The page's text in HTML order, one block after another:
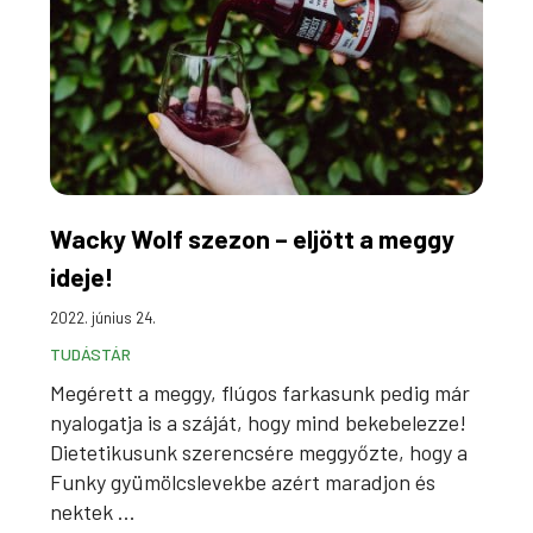
Wacky Wolf szezon – eljött a meggy
ideje!
2022. június 24.
TUDÁSTÁR
Megérett a meggy, flúgos farkasunk pedig már
nyalogatja is a száját, hogy mind bekebelezze!
Dietetikusunk szerencsére meggyőzte, hogy a
Funky gyümölcslevekbe azért maradjon és
nektek ...